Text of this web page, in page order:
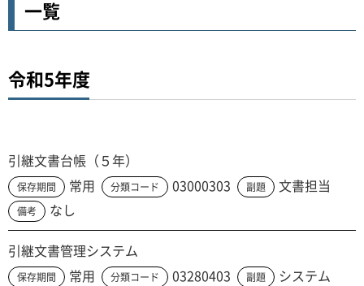
一覧
令和5年度
引継文書台帳（５年）
保存期間 常用 分類コード 03000303 副題 文書担当
備考 なし
引継文書管理システム
保存期間 常用 分類コード 03280403 副題 システム